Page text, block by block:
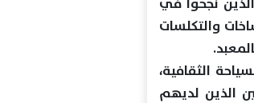
والتكلسات
الثقافية،
الذين لديهم